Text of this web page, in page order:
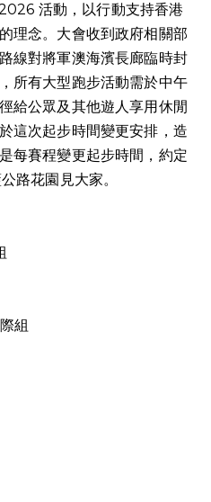
活動，以行動支持香港
理念。大會收到政府相關部
線對將軍澳海濱長廊臨時封
所有大型跑步活動需於中午
給公眾及其他遊人享用休閒
這次起步時間變更安排，造
每賽程變更起步時間，約定
路花園見大家。
組